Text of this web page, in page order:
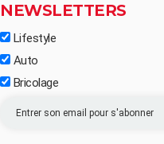
NEWSLETTERS
Lifestyle
Auto
Bricolage